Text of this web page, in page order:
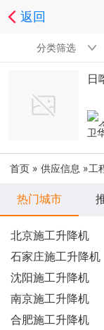
返回
分类筛选
日
卫
首页 » 供应信息 »工
热门城市
北京施工升降机
石家庄施工升降机
沈阳施工升降机
南京施工升降机
合肥施工升降机